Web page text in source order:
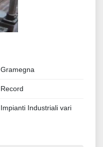
Gramegna
Record
Impianti Industriali vari